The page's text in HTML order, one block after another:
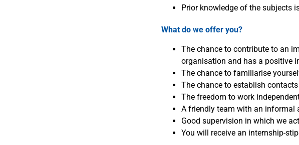
Prior knowledge of the subjects
What do we offer you?
The chance to contribute to an
organisation and has a positive
The chance to familiarise
The chance to establish
The freedom to work
A friendly team with an informal
Good supervision in which we
You will receive an internship-